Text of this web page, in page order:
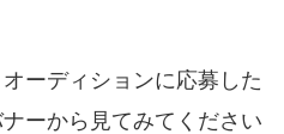
ーディションに応募した
ーから見てみてください